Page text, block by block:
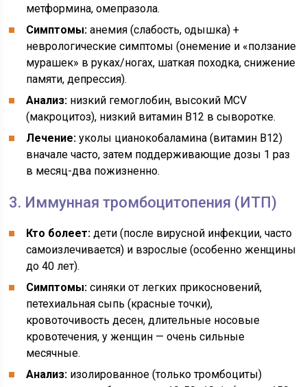
метформина, омепразола.
Симптомы: анемия (слабость, одышка) +
неврологические симптомы (онемение и «ползание
мурашек» в руках/ногах, шаткая походка, снижение
памяти, депрессия).
Анализ: низкий гемоглобин, высокий MCV
(макроцитоз), низкий витамин В12 в сыворотке.
Лечение: уколы цианокобаламина (витамин В12)
вначале часто, затем поддерживающие дозы 1 раз
в месяц-два пожизненно.
3. Иммунная тромбоцитопения (ИТП)
Кто болеет: дети (после вирусной инфекции, часто
самоизлечивается) и взрослые (особенно женщины
до 40 лет).
Симптомы: синяки от легких прикосновений,
петехиальная сыпь (красные точки),
кровоточивость десен, длительные носовые
кровотечения, у женщин — очень сильные
месячные.
Анализ: изолированное (только тромбоциты)